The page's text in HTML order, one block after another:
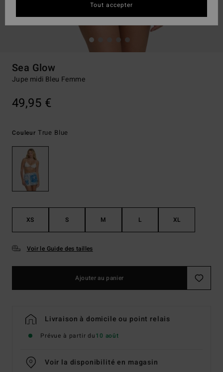
Sea Glow
Jupe midi Bleu Femme
49,95 €
Couleur True Blue
XS S M L XL
Voir le Guide des tailles
Ajouter au panier
Livraison à domicile ou point relais
Prévue à partir du10 août
Voir la disponibilité en magasin
Tout accepter